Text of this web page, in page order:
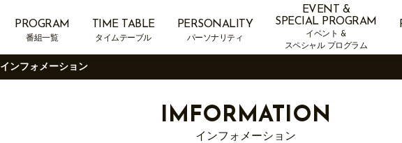
PROGRAM
番組一覧
TIME TABLE
タイムテーブル
PERSONALITY
パーソナリティ
EVENT &
SPECIAL PROGRAM
イベント &
スペシャル プログラム
インフォメーション
IMFORMATION
インフォメーション